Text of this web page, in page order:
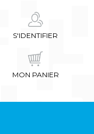
S'IDENTIFIER
MON PANIER